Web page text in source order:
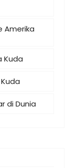
Amerika
Kuda
di Dunia